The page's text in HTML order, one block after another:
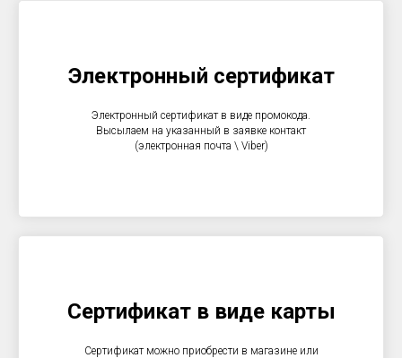
Электронный сертификат
Электронный сертификат в виде промокода.
Высылаем на указанный в заявке контакт
(электронная почта \ Viber)
Сертификат в виде карты
Сертификат можно приобрести в магазине или